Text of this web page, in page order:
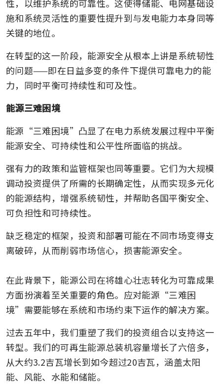
性，以维护系统的可靠性。这使得储能、电网基础设
施和系统灵活性的重要性提升到与发电能力本身同等
关键的地位。
在转型的这一阶段，能源安全从根本上讲是系统韧性
的问题——即在日益多变的条件下提供可靠电力的能
力，同时平衡可持续性和可及性。
能源三难困境
能源“三难困境”凸显了在电力系统发展过程中平衡
能源安全、可持续性和公平性所面临的挑战。
强有力的政策和监管框架也同等重要。它们为大规模
调动投资提供了所需的长期确定性，从而实现多元化
的能源结构，增强系统韧性，并帮助各国平衡安全、
可负担性和可持续性。
缺乏稳定的框架，投资和部署可能在不同市场变得支
离破碎，从而削弱市场信心，损害能源安全。
在此背景下，能源公司在将雄心壮志转化为可靠成果
方面扮演着至关重要的角色。应对能源“三难困
境”需要能够在系统和市场约束下运作的解决方案。
过去五年中，我们重塑了我们的投资组合以支持这一
转型。我们的可再生能源总装机容量增长了六倍多，
从大约3.2吉瓦增长到如今超过20吉瓦，涵盖太阳
能、风能、水能和储能。